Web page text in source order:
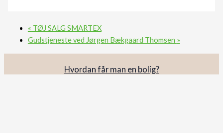
« TØJ SALG SMARTEX
Gudstjeneste ved Jørgen Bækgaard Thomsen »
Hvordan får man en bolig?